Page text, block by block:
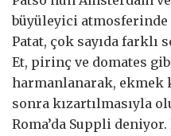
büyüleyici
Patat, çok sayıda
Et, pirinç ve domates
harmanlanarak, ekmek
sonra kızartılmasıyla
Roma’da Suppli